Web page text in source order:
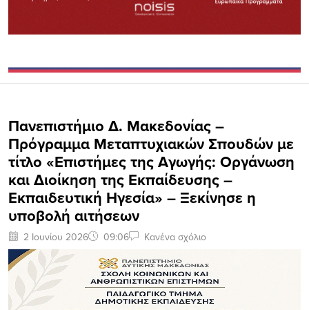
Πανεπιστήμιο Δ. Μακεδονίας –
Πρόγραμμα Μεταπτυχιακών Σπουδών με
τίτλο «Επιστήμες της Αγωγής: Οργάνωση
και Διοίκηση της Εκπαίδευσης –
Εκπαιδευτική Ηγεσία» – Ξεκίνησε η
υποβολή αιτήσεων
2 Ιουνίου 2026 09:06 Κανένα σχόλιο